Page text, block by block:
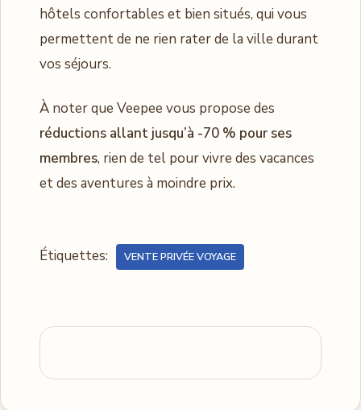
hôtels confortables et bien situés, qui vous
permettent de ne rien rater de la ville durant
vos séjours.
À noter que Veepee vous propose des
réductions allant jusqu’à -70 % pour ses
membres, rien de tel pour vivre des vacances
et des aventures à moindre prix.
Étiquettes: VENTE PRIVÉE VOYAGE